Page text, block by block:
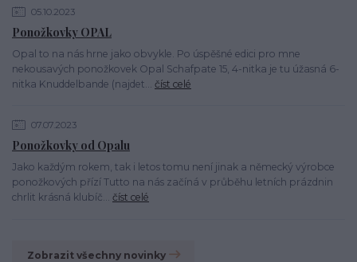
05.10.2023
Ponožkovky OPAL
Opal to na nás hrne jako obvykle. Po úspěšné edici pro mne
nekousavých ponožkovek Opal Schafpate 15, 4-nitka je tu úžasná 6-
nitka Knuddelbande (najdet... číst celé
07.07.2023
Ponožkovky od Opalu
Jako každým rokem, tak i letos tomu není jinak a německý výrobce
ponožkových přízí Tutto na nás začíná v průběhu letních prázdnin
chrlit krásná klubíč... číst celé
Zobrazit všechny novinky